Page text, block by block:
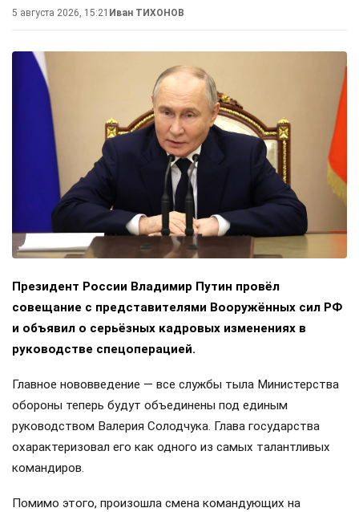
5 августа 2026, 15:21 Иван ТИХОНОВ
Президент России Владимир Путин провёл
совещание с представителями Вооружённых сил РФ
и объявил о серьёзных кадровых изменениях в
руководстве спецоперацией.
Главное нововведение — все службы тыла Министерства
обороны теперь будут объединены под единым
руководством Валерия Солодчука. Глава государства
охарактеризовал его как одного из самых талантливых
командиров.
Помимо этого, произошла смена командующих на